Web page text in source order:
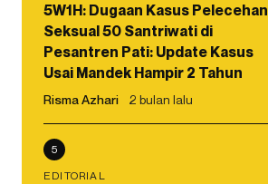
5W1H: Dugaan Kasus Pelecehan
Seksual 50 Santriwati di
Pesantren Pati: Update Kasus
Usai Mandek Hampir 2 Tahun
Risma Azhari 2 bulan lalu
5
EDITORIAL